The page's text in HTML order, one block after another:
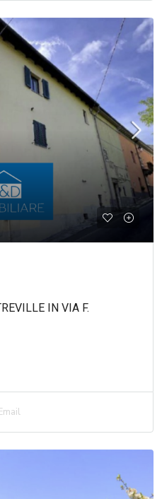
IN VIA F.